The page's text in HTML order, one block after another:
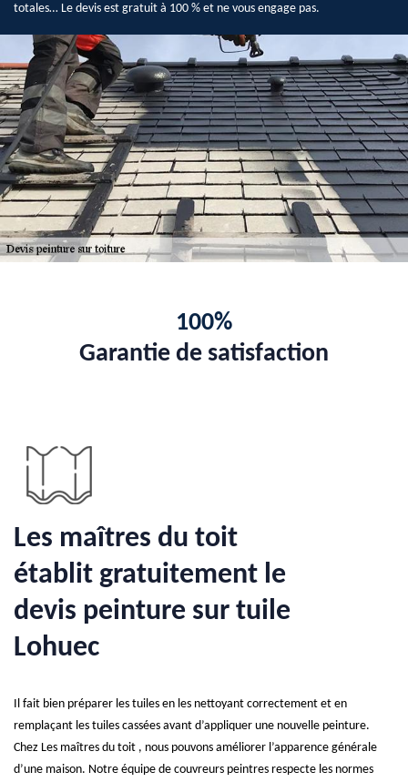
totales… Le devis est gratuit à 100 % et ne vous engage pas.
100%
Garantie de satisfaction
Les maîtres du toit
établit gratuitement le
devis peinture sur tuile
Lohuec
Il fait bien préparer les tuiles en les nettoyant correctement et en
remplaçant les tuiles cassées avant d’appliquer une nouvelle peinture.
Chez Les maîtres du toit , nous pouvons améliorer l’apparence générale
d’une maison. Notre équipe de couvreurs peintres respecte les normes